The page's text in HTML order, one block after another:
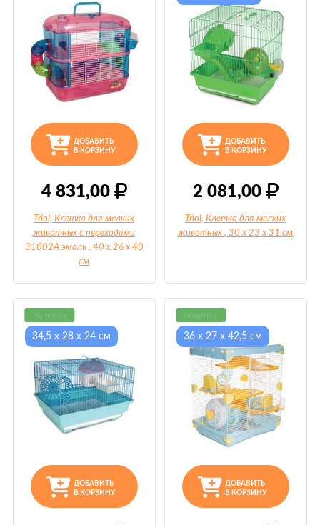
ДОБАВИТЬ
В КОРЗИНУ
4 831,00
Triol, Клетка для мелких
животных с переходами
31002A эмаль , 40 х 26 х 40
см
ДОБАВИТЬ
В КОРЗИНУ
2 081,00
Triol, Клетка для мелких
животных , 30 х 23 х 31 см
новинка
ДОБАВИТЬ
В КОРЗИНУ
34,5 х 28 х 24 см
новинка
ДОБАВИТЬ
В КОРЗИНУ
36 х 27 х 42,5 см